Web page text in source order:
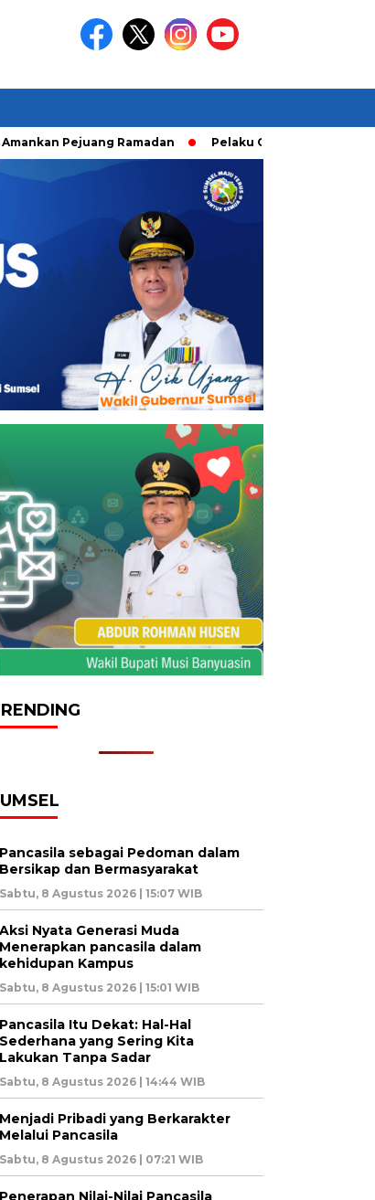
Pejuang Ramadan Pelaku Curanmor diringkusi
Pancasila sebagai Pedoman dalam
Bersikap dan Bermasyarakat
Sabtu, 8 Agustus 2026 | 15:07 WIB
Aksi Nyata Generasi Muda
Menerapkan pancasila dalam
kehidupan Kampus
Sabtu, 8 Agustus 2026 | 15:01 WIB
Pancasila Itu Dekat: Hal-Hal
Sederhana yang Sering Kita
Lakukan Tanpa Sadar
Sabtu, 8 Agustus 2026 | 14:44 WIB
Menjadi Pribadi yang Berkarakter
Melalui Pancasila
Sabtu, 8 Agustus 2026 | 07:21 WIB
Penerapan Nilai-Nilai Pancasila